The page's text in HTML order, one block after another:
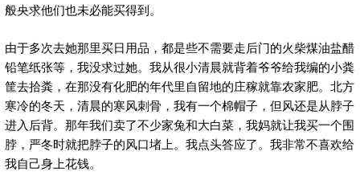
般央求他们也未必能买得到。
由于多次去她那里买日用品，都是些不需要走后门的火柴煤油盐醋
铅笔纸张等，我没求过她。我从很小清晨就背着爷爷给我编的小粪
筐去拾粪，在那没有化肥的年代里自留地的庄稼就靠农家肥。北方
寒冷的冬天，清晨的寒风刺骨，我有一个棉帽子，但风还是从脖子
进入后背。那年我们卖了不少家兔和大白菜，我妈就让我买一个围
脖，严冬时就把脖子的风口堵上。我点头答应了。我非常不喜欢给
我自己身上花钱。